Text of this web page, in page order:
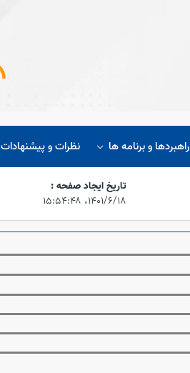
راهبردها و برنامه ها نظرات و پیشنهادات
تاریخ ایجاد صفحه :
۱۴۰۱/۶/۱۸،‏ ۱۵:۵۴:۴۸